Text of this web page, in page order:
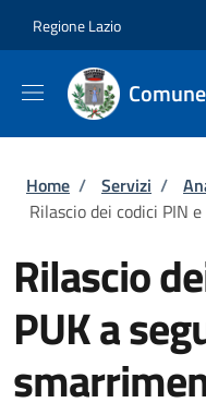
Regione Lazio
Briciole di
Home / Servizi /
Rilascio dei codici PIN
Rilascio
PUK a